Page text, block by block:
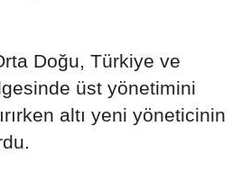
Doğu, Türkiye ve
üst yönetimini
altı yeni yöneticinin